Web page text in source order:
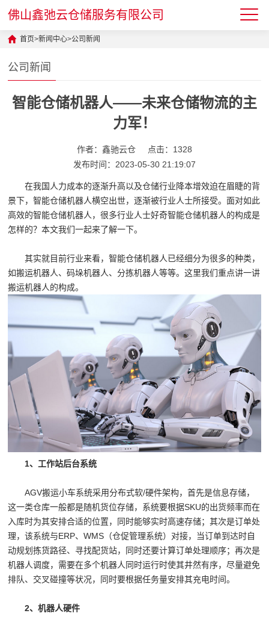
佛山鑫弛云仓储服务有限公司
首页>新闻中心>公司新闻
公司新闻
智能仓储机器人——未来仓储物流的主
力军！
作者：鑫驰云仓
点击：1328
发布时间：2023-05-30 21:19:07
在我国人力成本的逐渐升高以及仓储行业降本增效迫在眉睫的背
景下，智能仓储机器人横空出世，逐渐被行业人士所接受。面对如此
高效的智能仓储机器人，很多行业人士好奇智能仓储机器人的构成是
怎样的？本文我们一起来了解一下。
其实就目前行业来看，智能仓储机器人已经细分为很多的种类，
如搬运机器人、码垛机器人、分拣机器人等等。这里我们重点讲一讲
搬运机器人的构成。
1、工作站后台系统
AGV搬运小车系统采用分布式软/硬件架构，首先是信息存储，
这一类仓库一般都是随机货位存储，系统要根据SKU的出货频率而在
入库时为其安排合适的位置，同时能够实时高速存储；其次是订单处
理，该系统与ERP、WMS（仓促管理系统）对接，当订单到达时自
动规划拣货路径、寻找配货站，同时还要计算订单处理顺序；再次是
机器人调度，需要在多个机器人同时运行时使其井然有序，尽量避免
排队、交叉碰撞等状况，同时要根据任务量安排其充电时间。
2、机器人硬件